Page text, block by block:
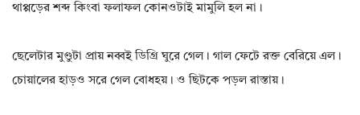
থাপ্পড়ের শব্দ কিংবা ফলাফল কোনওটাই মামুলি হল না।
ছেলেটার মুণ্ডুটা প্রায় নব্বই ডিগ্রি ঘুরে গেল। গাল ফেটে রক্ত বেরিয়ে এল।
চোয়ালের হাড়ও সরে গেল বোধহয়। ও ছিটকে পড়ল রাস্তায়।